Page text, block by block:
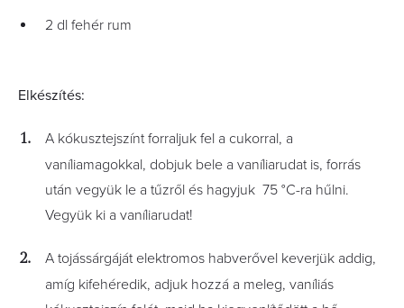
2 dl fehér rum
Elkészítés:
A kókusztejszínt forraljuk fel a cukorral, a
vaníliamagokkal, dobjuk bele a vaníliarudat is, forrás
után vegyük le a tűzről és hagyjuk 75 °C-ra hűlni.
Vegyük ki a vaníliarudat!
A tojássárgáját elektromos habverővel keverjük addig,
amíg kifehéredik, adjuk hozzá a meleg, vaníliás